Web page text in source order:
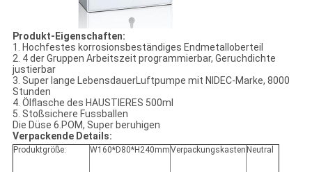
Produkt-Eigenschaften:
1. Hochfestes korrosionsbeständiges Endmetalloberteil
2. 4 der Gruppen Arbeitszeit programmierbar, Geruchdichte
justierbar
3. Super lange LebensdauerLuftpumpe mit NIDEC-Marke, 8000
Stunden
4. Ölflasche des HAUSTIERES 500ml
5. Stoßsichere Fussballen
Die Düse 6.POM, Super beruhigen
Verpackende Details:
Produktgröße: W160*D80*H240mmVerpackungskasten Neutral